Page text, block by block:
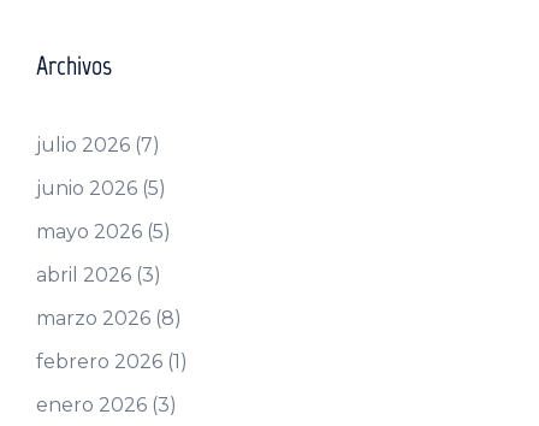
Archivos
julio 2026 (7)
junio 2026 (5)
mayo 2026 (5)
abril 2026 (3)
marzo 2026 (8)
febrero 2026 (1)
enero 2026 (3)